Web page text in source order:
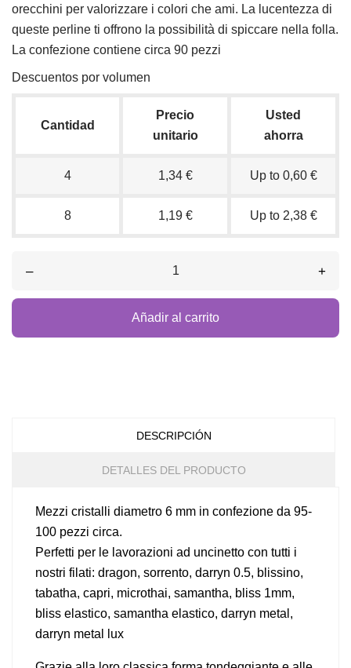
orecchini per valorizzare i colori che ami. La lucentezza di
queste perline ti offrono la possibilità di spiccare nella folla.
La confezione contiene circa 90 pezzi
Descuentos por volumen
Cantidad
Precio
unitario
Usted
ahorra
4 1,34 € Up to 0,60 €
8 1,19 € Up to 2,38 €
– +
Añadir al carrito
DESCRIPCIÓN
DETALLES DEL PRODUCTO
Mezzi cristalli diametro 6 mm in confezione da 95-
100 pezzi circa.
Perfetti per le lavorazioni ad uncinetto con tutti i
nostri filati: dragon, sorrento, darryn 0.5, blissino,
tabatha, capri, microthai, samantha, bliss 1mm,
bliss elastico, samantha elastico, darryn metal,
darryn metal lux